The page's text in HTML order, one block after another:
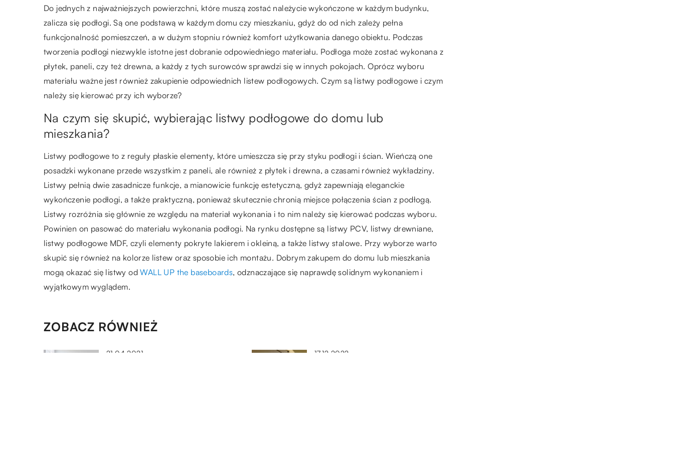
Do jednych z najważniejszych powierzchni, które muszą zostać należycie wykończone w każdym budynku,
zalicza się podłogi. Są one podstawą w każdym domu czy mieszkaniu, gdyż do od nich zależy pełna
funkcjonalność pomieszczeń, a w dużym stopniu również komfort użytkowania danego obiektu. Podczas
tworzenia podłogi niezwykle istotne jest dobranie odpowiedniego materiału. Podłoga może zostać wykonana z
płytek, paneli, czy też drewna, a każdy z tych surowców sprawdzi się w innych pokojach. Oprócz wyboru
materiału ważne jest również zakupienie odpowiednich listew podłogowych. Czym są listwy podłogowe i czym
należy się kierować przy ich wyborze?
Na czym się skupić, wybierając listwy podłogowe do domu lub
mieszkania?
Listwy podłogowe to z reguły płaskie elementy, które umieszcza się przy styku podłogi i ścian. Wieńczą one
posadzki wykonane przede wszystkim z paneli, ale również z płytek i drewna, a czasami również wykładziny.
Listwy pełnią dwie zasadnicze funkcje, a mianowicie funkcję estetyczną, gdyż zapewniają eleganckie
wykończenie podłogi, a także praktyczną, ponieważ skutecznie chronią miejsce połączenia ścian z podłogą.
Listwy rozróżnia się głównie ze względu na materiał wykonania i to nim należy się kierować podczas wyboru.
Powinien on pasować do materiału wykonania podłogi. Na rynku dostępne są listwy PCV, listwy drewniane,
listwy podłogowe MDF, czyli elementy pokryte lakierem i okleiną, a także listwy stalowe. Przy wyborze warto
skupić się również na kolorze listew oraz sposobie ich montażu. Dobrym zakupem do domu lub mieszkania
mogą okazać się listwy odWALL UP the baseboards, odznaczające się naprawdę solidnym wykonaniem i
wyjątkowym wyglądem.
ZOBACZ RÓWNIEŻ
21.04.2021 17.12.2022